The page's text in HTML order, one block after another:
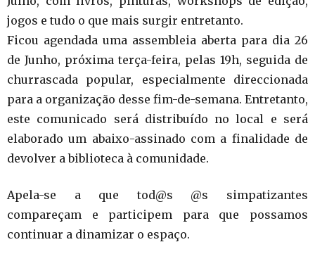
jogos e tudo o que mais surgir entretanto.
Ficou agendada uma assembleia aberta para dia 26
de Junho, próxima terça-feira, pelas 19h, seguida de
churrascada popular, especialmente direccionada
para a organização desse fim-de-semana. Entretanto,
este comunicado será distribuído no local e será
elaborado um abaixo-assinado com a finalidade de
devolver a biblioteca à comunidade.
Apela-se a que tod@s @s simpatizantes
compareçam e participem para que possamos
continuar a dinamizar o espaço.